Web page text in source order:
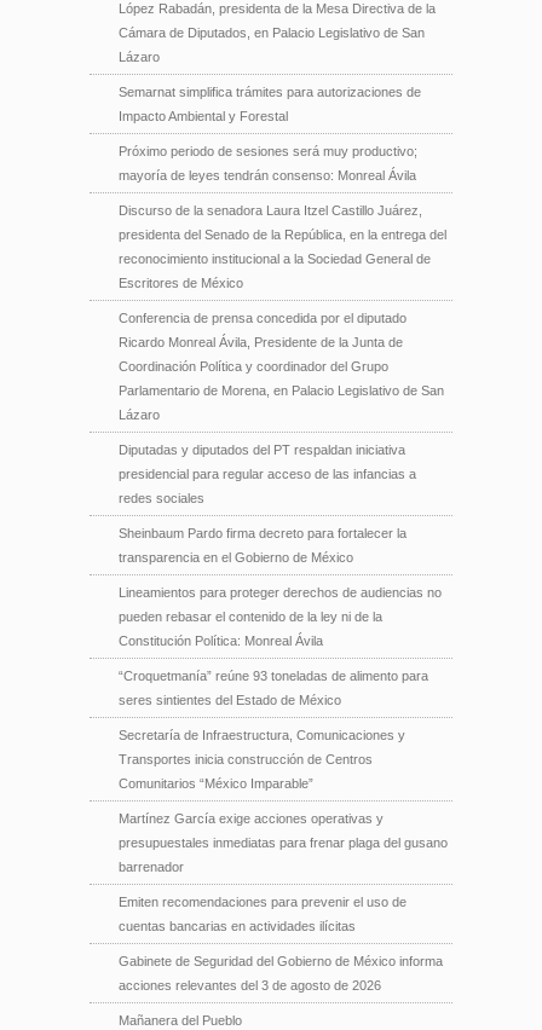
López Rabadán, presidenta de la Mesa Directiva de la
Cámara de Diputados, en Palacio Legislativo de San
Lázaro
Semarnat simplifica trámites para autorizaciones de
Impacto Ambiental y Forestal
Próximo periodo de sesiones será muy productivo;
mayoría de leyes tendrán consenso: Monreal Ávila
Discurso de la senadora Laura Itzel Castillo Juárez,
presidenta del Senado de la República, en la entrega del
reconocimiento institucional a la Sociedad General de
Escritores de México
Conferencia de prensa concedida por el diputado
Ricardo Monreal Ávila, Presidente de la Junta de
Coordinación Política y coordinador del Grupo
Parlamentario de Morena, en Palacio Legislativo de San
Lázaro
Diputadas y diputados del PT respaldan iniciativa
presidencial para regular acceso de las infancias a
redes sociales
Sheinbaum Pardo firma decreto para fortalecer la
transparencia en el Gobierno de México
Lineamientos para proteger derechos de audiencias no
pueden rebasar el contenido de la ley ni de la
Constitución Política: Monreal Ávila
“Croquetmanía” reúne 93 toneladas de alimento para
seres sintientes del Estado de México
Secretaría de Infraestructura, Comunicaciones y
Transportes inicia construcción de Centros
Comunitarios “México Imparable”
Martínez García exige acciones operativas y
presupuestales inmediatas para frenar plaga del gusano
barrenador
Emiten recomendaciones para prevenir el uso de
cuentas bancarias en actividades ilícitas
Gabinete de Seguridad del Gobierno de México informa
acciones relevantes del 3 de agosto de 2026
Mañanera del Pueblo